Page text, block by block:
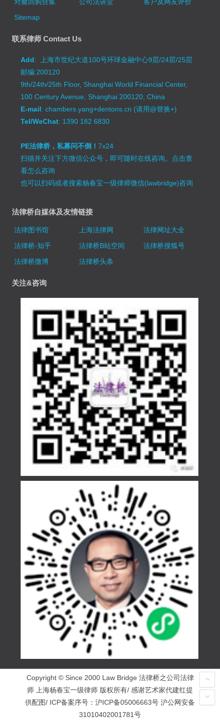
Sitemap
联系律师 Contact Us
Add: 上海市世纪大道100号环球金融中心9层/24层/25层
邮编:200120
9th/24th/25th Floor, Shanghai World Financial Center,
100 Century Avenue, Shanghai 200120, China
E-mail: chambers.yang+dentons.cn (请用@替换+)
Tel/WeChat: 1390 182 6830
PE法律桥，私募问不倒！7x24
扫描并关注下方微信公众号，即可随时在线咨询。 点击查
看怎么咨询
也可以扫码或者搜索杨春宝一级律师微信(lawbridge)咨询
法律桥自媒体及友情链接
法律图书馆 上海法律网
法律网址大全
法律桥-知乎
法律桥B站空间
法律桥搜狐号
法律桥微博
法律桥头条
关注&咨询
Copyright © Since 2000 Law Bridge 法律桥之公司法律
师 上海杨春宝一级律师 版权所有/ 感谢艺术家代建红提
供配图/ ICP备案序号： 沪ICP备05006663号 沪公网安备
31010402001781号